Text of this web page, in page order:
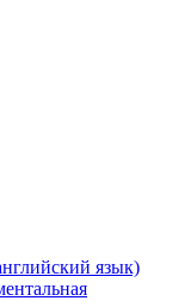
язык)